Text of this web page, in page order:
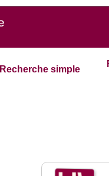
Recherche simple